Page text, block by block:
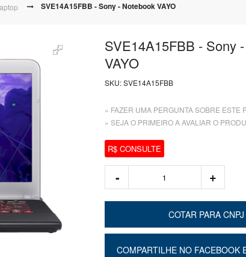
SVE14A15FBB - Sony - Notebook VAYO
SVE14A15FBB - Sony
VAYO
SKU:SVE14A15FBB
» FAZER UMA PERGUNTA SOBRE ESTE
» SEJA O PRIMEIRO A AVALIAR O
R$ CONSULTE
COTAR PARA CNPJ
COMPARTILHE NO FACEBOOK